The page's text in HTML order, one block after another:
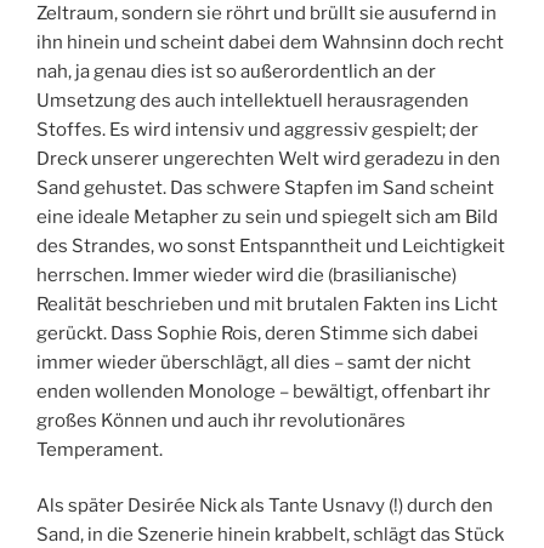
Zeltraum, sondern sie röhrt und brüllt sie ausufernd in
ihn hinein und scheint dabei dem Wahnsinn doch recht
nah, ja genau dies ist so außerordentlich an der
Umsetzung des auch intellektuell herausragenden
Stoffes. Es wird intensiv und aggressiv gespielt; der
Dreck unserer ungerechten Welt wird geradezu in den
Sand gehustet. Das schwere Stapfen im Sand scheint
eine ideale Metapher zu sein und spiegelt sich am Bild
des Strandes, wo sonst Entspanntheit und Leichtigkeit
herrschen. Immer wieder wird die (brasilianische)
Realität beschrieben und mit brutalen Fakten ins Licht
gerückt. Dass Sophie Rois, deren Stimme sich dabei
immer wieder überschlägt, all dies – samt der nicht
enden wollenden Monologe – bewältigt, offenbart ihr
großes Können und auch ihr revolutionäres
Temperament.
Als später Desirée Nick als Tante Usnavy (!) durch den
Sand, in die Szenerie hinein krabbelt, schlägt das Stück